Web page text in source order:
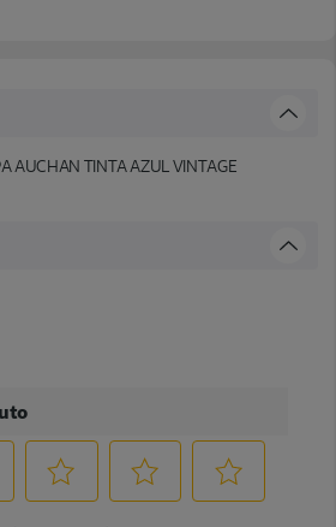
AUCHAN TINTA AZUL VINTAGE